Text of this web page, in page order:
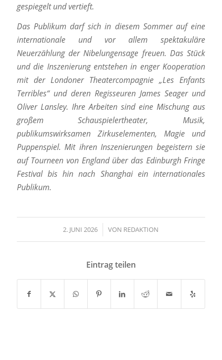
gespiegelt und vertieft.
Das Publikum darf sich in diesem Sommer auf eine
internationale und vor allem spektakuläre
Neuerzählung der Nibelungensage freuen. Das Stück
und die Inszenierung entstehen in enger Kooperation
mit der Londoner Theatercompagnie „Les Enfants
Terribles“ und deren Regisseuren James Seager und
Oliver Lansley. Ihre Arbeiten sind eine Mischung aus
großem Schauspielertheater, Musik,
publikumswirksamen Zirkuselementen, Magie und
Puppenspiel. Mit ihren Inszenierungen begeistern sie
auf Tourneen von England über das Edinburgh Fringe
Festival bis hin nach Shanghai ein internationales
Publikum.
2. JUNI 2026
/ VON REDAKTION
Eintrag teilen